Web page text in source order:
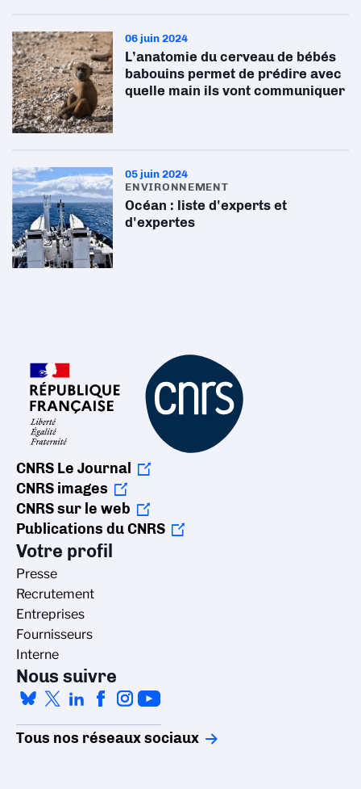
06 juin 2024
L’anatomie du cerveau de bébés
babouins permet de prédire avec
quelle main ils vont communiquer
05 juin 2024
ENVIRONNEMENT
Océan : liste d'experts et
d'expertes
CNRS Le Journal
CNRS images
CNRS sur le web
Publications du CNRS
Votre profil
Presse
Recrutement
Entreprises
Fournisseurs
Interne
Nous suivre
Tous nos réseaux sociaux